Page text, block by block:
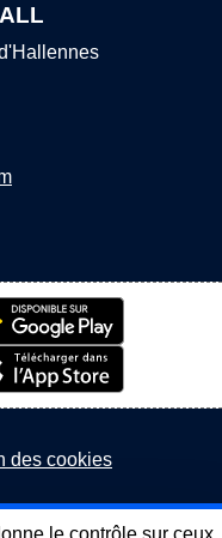
des cookies
le contrôle sur ceux